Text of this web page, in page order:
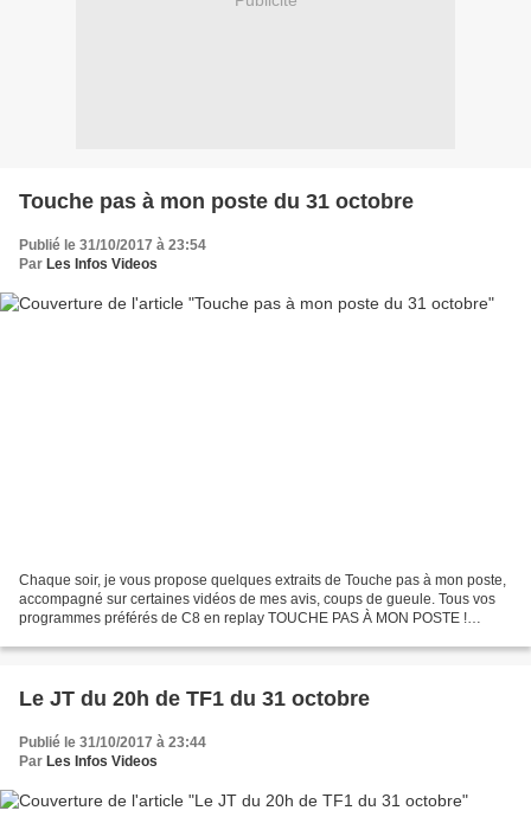
Touche pas à mon poste du 31 octobre
Publié le 31/10/2017 à 23:54
Par Les Infos Videos
Chaque soir, je vous propose quelques extraits de Touche pas à mon poste,
accompagné sur certaines vidéos de mes avis, coups de gueule. Tous vos
programmes préférés de C8 en replay TOUCHE PAS À MON POSTE !
Le JT du 20h de TF1 du 31 octobre
Publié le 31/10/2017 à 23:44
Par Les Infos Videos